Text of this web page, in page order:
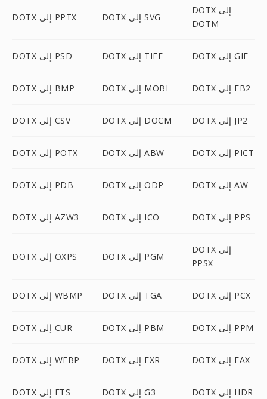
DOTX إلى PPTX DOTX إلى SVG
DOTX إلى
DOTM
DOTX إلى PSD DOTX إلى TIFF DOTX إلى GIF
DOTX إلى BMP DOTX إلى MOBI DOTX إلى FB2
DOTX إلى CSV DOTX إلى DOCM DOTX إلى JP2
DOTX إلى POTX DOTX إلى ABW DOTX إلى PICT
DOTX إلى PDB DOTX إلى ODP DOTX إلى AW
DOTX إلى AZW3 DOTX إلى ICO DOTX إلى PPS
DOTX إلى OXPS DOTX إلى PGM
DOTX إلى
PPSX
DOTX إلى WBMP DOTX إلى TGA DOTX إلى PCX
DOTX إلى CUR DOTX إلى PBM DOTX إلى PPM
DOTX إلى WEBP DOTX إلى EXR DOTX إلى FAX
DOTX إلى FTS DOTX إلى G3 DOTX إلى HDR